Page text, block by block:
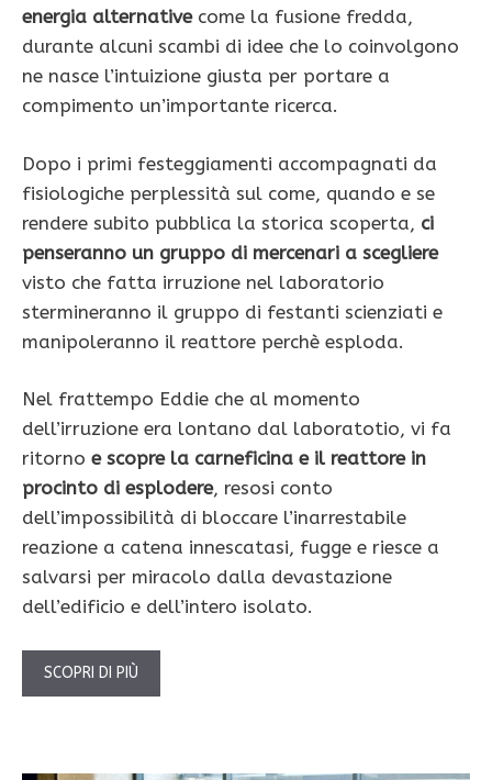
energia alternativecome la fusione fredda,
durante alcuni scambi di idee che lo coinvolgono
ne nasce l’intuizione giusta per portare a
compimento un’importante ricerca.
Dopo i primi festeggiamenti accompagnati da
fisiologiche perplessità sul come, quando e se
rendere subito pubblica la storica scoperta, ci
penseranno un gruppo di mercenari a scegliere
visto che fatta irruzione nel laboratorio
stermineranno il gruppo di festanti scienziati e
manipoleranno il reattore perchè esploda.
Nel frattempo Eddie che al momento
dell’irruzione era lontano dal laboratotio, vi fa
ritorno e scopre la carneficina e il reattore in
procinto di esplodere, resosi conto
dell’impossibilità di bloccare l’inarrestabile
reazione a catena innescatasi, fugge e riesce a
salvarsi per miracolo dalla devastazione
dell’edificio e dell’intero isolato.
SCOPRI DI PIÙ